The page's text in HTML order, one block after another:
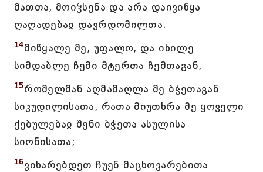
მათთა, მოიჴსენა და არა დაივიწყა
ღაღადებაჲ დავრდომილთა.
14მიწყალე მე, უფალო, და იხილე
სიმდაბლე ჩემი მტერთა ჩემთაგან,
15რომელმან აღმამაღლა მე ბჭეთაგან
სიკუდილისათა, რათა მიუთხრა მე ყოველი
ქებულებაჲ შენი ბჭეთა ასულისა
სიონისათა;
16ვიხარებდეთ ჩუენ მაცხოვარებითა